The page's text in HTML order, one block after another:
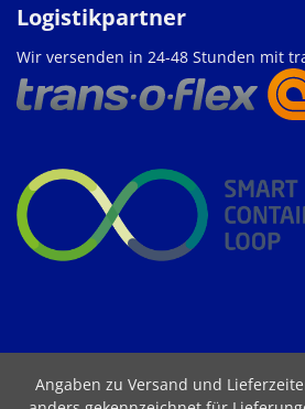
Logistikpartner
Wir versenden in 24-48 Stunden mit
Angaben zu Versand und